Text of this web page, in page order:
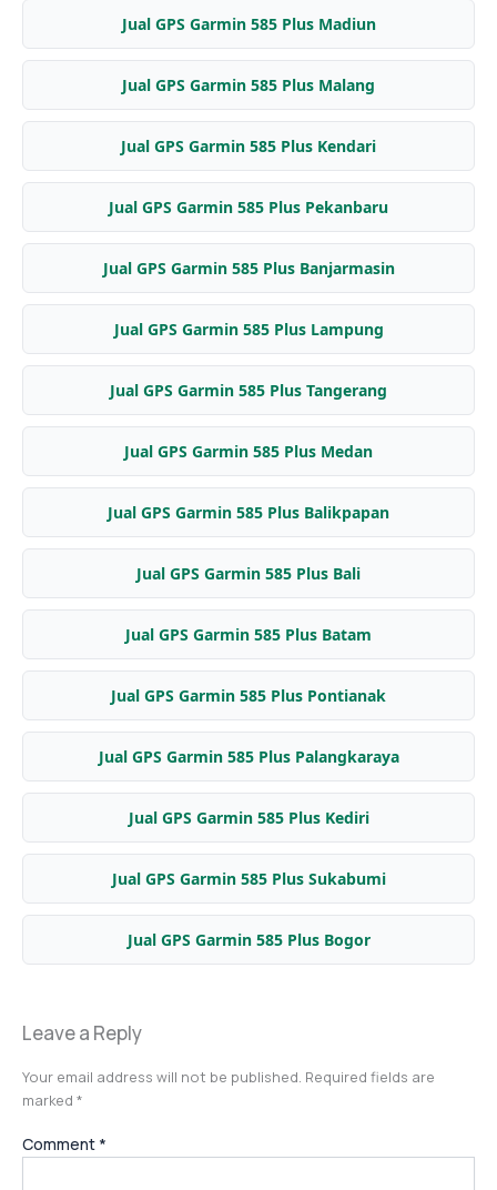
Jual GPS Garmin 585 Plus Madiun
Jual GPS Garmin 585 Plus Malang
Jual GPS Garmin 585 Plus Kendari
Jual GPS Garmin 585 Plus Pekanbaru
Jual GPS Garmin 585 Plus Banjarmasin
Jual GPS Garmin 585 Plus Lampung
Jual GPS Garmin 585 Plus Tangerang
Jual GPS Garmin 585 Plus Medan
Jual GPS Garmin 585 Plus Balikpapan
Jual GPS Garmin 585 Plus Bali
Jual GPS Garmin 585 Plus Batam
Jual GPS Garmin 585 Plus Pontianak
Jual GPS Garmin 585 Plus Palangkaraya
Jual GPS Garmin 585 Plus Kediri
Jual GPS Garmin 585 Plus Sukabumi
Jual GPS Garmin 585 Plus Bogor
Leave a Reply
Your email address will not be published. Required fields are
marked *
Comment *